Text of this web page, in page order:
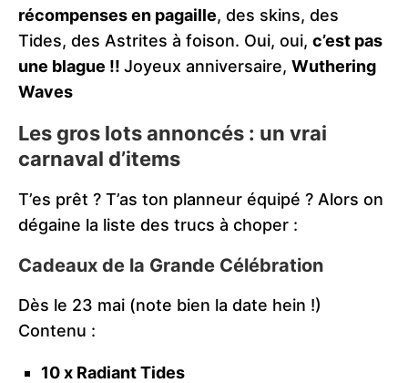
récompenses en pagaille, des skins, des
Tides, des Astrites à foison. Oui, oui, c’est pas
une blague !! Joyeux anniversaire, Wuthering
Waves
Les gros lots annoncés : un vrai
carnaval d’items
T’es prêt ? T’as ton planneur équipé ? Alors on
dégaine la liste des trucs à choper :
Cadeaux de la Grande Célébration
Dès le 23 mai (note bien la date hein !)
Contenu :
10 x Radiant Tides